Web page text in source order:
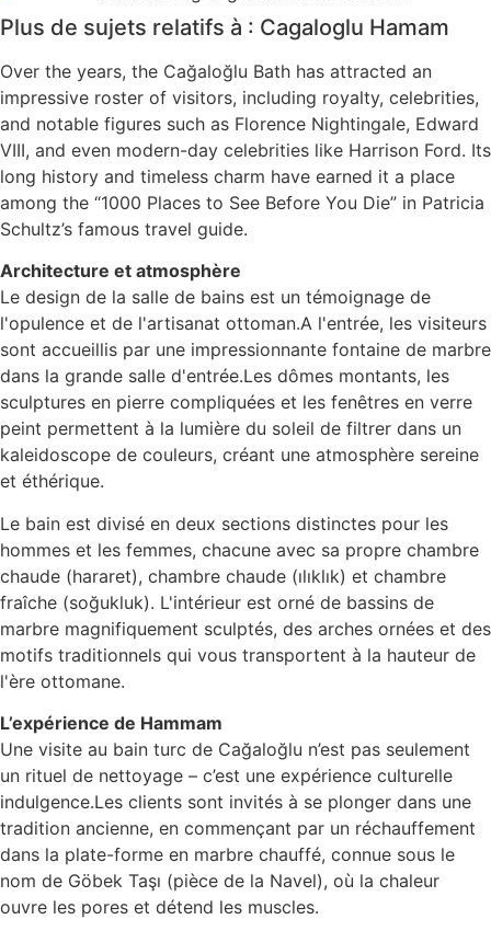
Plus de sujets relatifs à : Cagaloglu Hamam
Over the years, the Cağaloğlu Bath has attracted an
impressive roster of visitors, including royalty, celebrities,
and notable figures such as Florence Nightingale, Edward
VIII, and even modern-day celebrities like Harrison Ford. Its
long history and timeless charm have earned it a place
among the “1000 Places to See Before You Die” in Patricia
Schultz’s famous travel guide.
Architecture et atmosphère
Le design de la salle de bains est un témoignage de
l'opulence et de l'artisanat ottoman.A l'entrée, les visiteurs
sont accueillis par une impressionnante fontaine de marbre
dans la grande salle d'entrée.Les dômes montants, les
sculptures en pierre compliquées et les fenêtres en verre
peint permettent à la lumière du soleil de filtrer dans un
kaleidoscope de couleurs, créant une atmosphère sereine
et éthérique.
Le bain est divisé en deux sections distinctes pour les
hommes et les femmes, chacune avec sa propre chambre
chaude (hararet), chambre chaude (ılıklık) et chambre
fraîche (soğukluk). L'intérieur est orné de bassins de
marbre magnifiquement sculptés, des arches ornées et des
motifs traditionnels qui vous transportent à la hauteur de
l'ère ottomane.
L’expérience de Hammam
Une visite au bain turc de Cağaloğlu n’est pas seulement
un rituel de nettoyage – c’est une expérience culturelle
indulgence.Les clients sont invités à se plonger dans une
tradition ancienne, en commençant par un réchauffement
dans la plate-forme en marbre chauffé, connue sous le
nom de Göbek Taşı (pièce de la Navel), où la chaleur
ouvre les pores et détend les muscles.